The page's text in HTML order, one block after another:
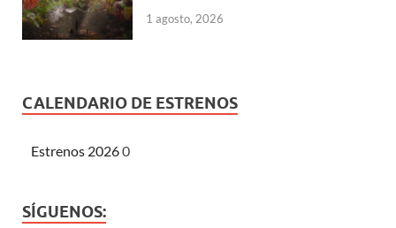
1 agosto, 2026
CALENDARIO DE ESTRENOS
Estrenos 20260
SÍGUENOS: